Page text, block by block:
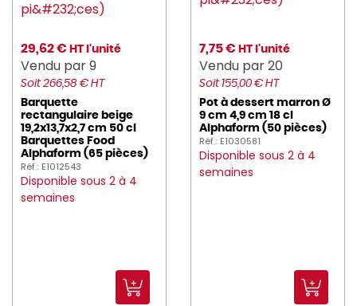
29,62 € HT l'unité
Vendu par 9
Soit 266,58 € HT
Barquette
rectangulaire beige
19,2x13,7x2,7 cm 50 cl
Barquettes Food
Alphaform (65 pièces)
Réf : E1012543
Disponible sous 2 à 4
semaines
7,75 € HT l'unité
Vendu par 20
Soit 155,00 € HT
Pot à dessert marron Ø
9 cm 4,9 cm 18 cl
Alphaform (50 pièces)
Réf : E1030581
Disponible sous 2 à 4
semaines